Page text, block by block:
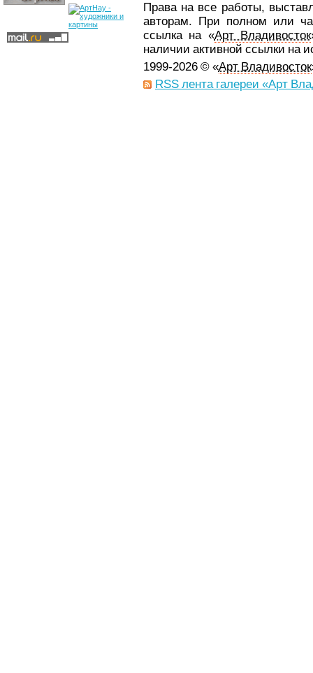
Права на все работы,
авторам. При полном или
ссылка на «Арт Владивосток
наличии активной ссылки на
1999-2026 © «Арт Владивосток
RSS лента галереи «Арт